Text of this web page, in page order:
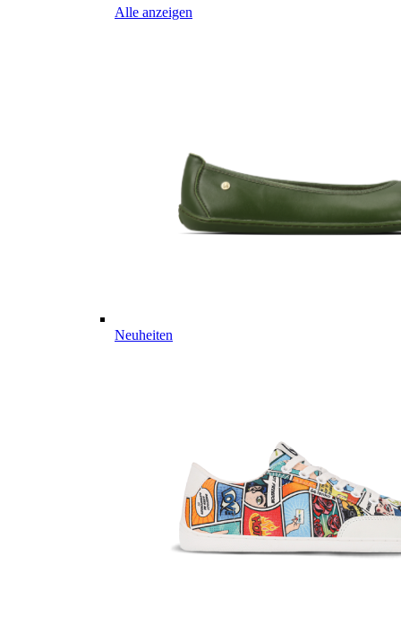
Alle anzeigen
Neuheiten